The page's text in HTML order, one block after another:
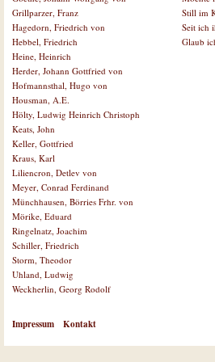
Grillparzer, Franz
Hagedorn, Friedrich von
Hebbel, Friedrich
Heine, Heinrich
Herder, Johann Gottfried von
Hofmannsthal, Hugo von
Housman, A.E.
Hölty, Ludwig Heinrich Christoph
Keats, John
Keller, Gottfried
Kraus, Karl
Liliencron, Detlev von
Meyer, Conrad Ferdinand
Münchhausen, Börries Frhr. von
Mörike, Eduard
Ringelnatz, Joachim
Schiller, Friedrich
Storm, Theodor
Uhland, Ludwig
Weckherlin, Georg Rodolf
Still im
Seit ich
Glaub
Impressum Kontakt